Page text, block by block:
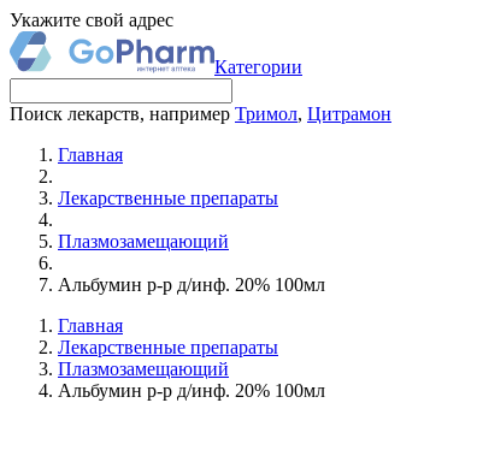
Укажите свой адрес
Категории
Поиск лекарств, например Тримол, Цитрамон
Главная
Лекарственные препараты
Плазмозамещающий
Альбумин р-р д/инф. 20% 100мл
Главная
Лекарственные препараты
Плазмозамещающий
Альбумин р-р д/инф. 20% 100мл